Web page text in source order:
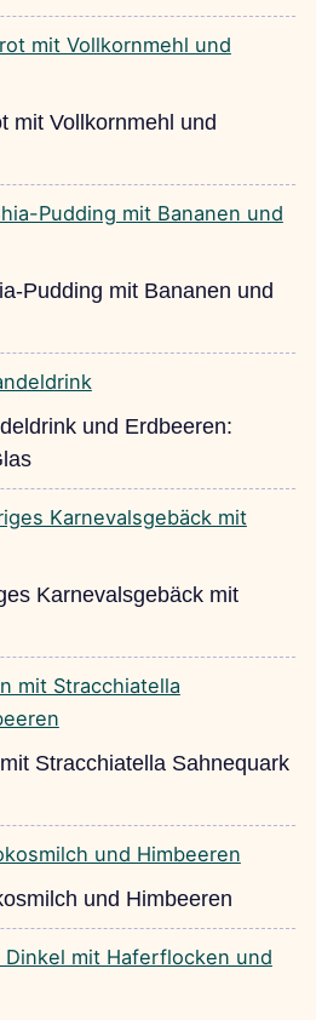
mit Vollkornmehl und
Pudding mit Bananen und
und Erdbeeren:
Karnevalsgebäck mit
Stracchiatella Sahnequark
und Himbeeren